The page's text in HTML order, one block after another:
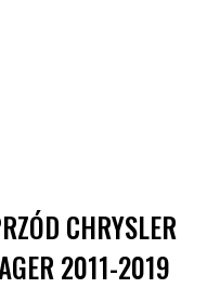
CHRYSLER
2011-2019